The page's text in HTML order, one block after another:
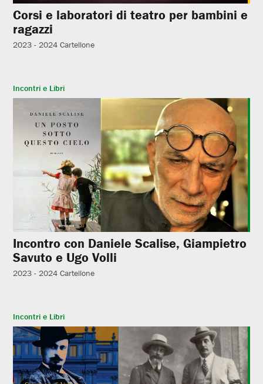
Corsi e laboratori di teatro per bambini e
ragazzi
2023 - 2024 Cartellone
Incontri e Libri
Incontro con Daniele Scalise, Giampietro
Savuto e Ugo Volli
2023 - 2024 Cartellone
Incontri e Libri